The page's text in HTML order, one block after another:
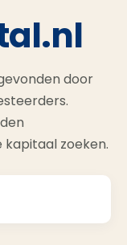
door
zoeken.